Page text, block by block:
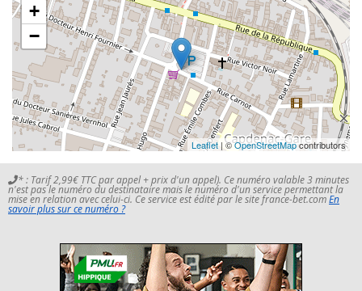
+
−
Leaflet | ©OpenStreetMapcontributors
* : Tarif 2,99€ TTC par appel + prix d'un appel). Ce numéro valable 3 minutes
n'est pas le numéro du destinataire mais le numéro d'un service permettant la
mise en relation avec celui-ci. Ce service est édité par le site france-bet.comEn
savoir plus sur ce numéro ?